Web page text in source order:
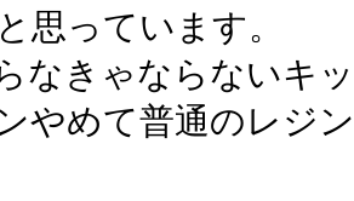
思っています。
なきゃならないキ
やめて普通のレジ